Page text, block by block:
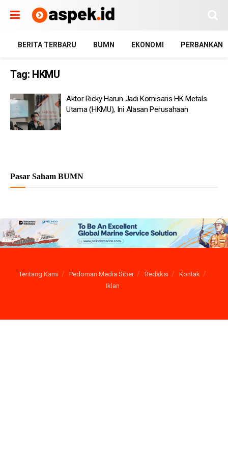
BERITA TERBARU BUMN EKONOMI PERBANKAN
Tag: HKMU
Aktor Ricky Harun Jadi Komisaris HK Metals
Utama (HKMU), Ini Alasan Perusahaan
Pasar Saham BUMN
Tentang Kami Pedoman Media Siber Redaksi
Kontak
Iklan